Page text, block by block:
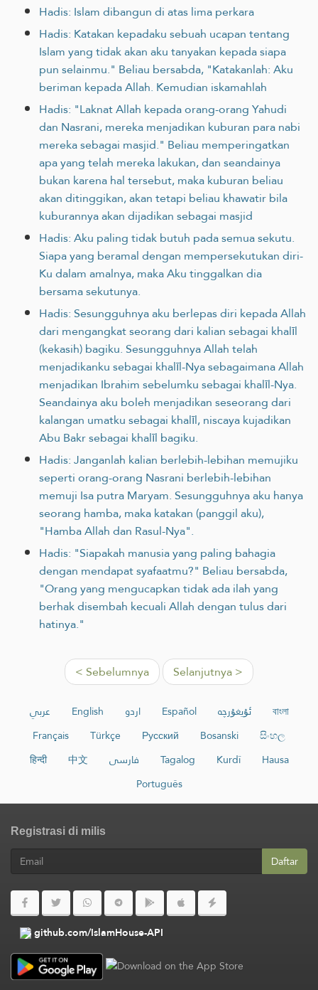
Hadis: Islam dibangun di atas lima perkara
Hadis: Katakan kepadaku sebuah ucapan tentang
Islam yang tidak akan aku tanyakan kepada siapa
pun selainmu." Beliau bersabda, "Katakanlah: Aku
beriman kepada Allah. Kemudian iskamahlah
Hadis: "Laknat Allah kepada orang-orang Yahudi
dan Nasrani, mereka menjadikan kuburan para nabi
mereka sebagai masjid." Beliau memperingatkan
apa yang telah mereka lakukan, dan seandainya
bukan karena hal tersebut, maka kuburan beliau
akan ditinggikan, akan tetapi beliau khawatir bila
kuburannya akan dijadikan sebagai masjid
Hadis: Aku paling tidak butuh pada semua sekutu.
Siapa yang beramal dengan mempersekutukan diri-
Ku dalam amalnya, maka Aku tinggalkan dia
bersama sekutunya.
Hadis: Sesungguhnya aku berlepas diri kepada Allah
dari mengangkat seorang dari kalian sebagai khalīl
(kekasih) bagiku. Sesungguhnya Allah telah
menjadikanku sebagai khalīl-Nya sebagaimana Allah
menjadikan Ibrahim sebelumku sebagai khalīl-Nya.
Seandainya aku boleh menjadikan seseorang dari
kalangan umatku sebagai khalīl, niscaya kujadikan
Abu Bakr sebagai khalīl bagiku.
Hadis: Janganlah kalian berlebih-lebihan memujiku
seperti orang-orang Nasrani berlebih-lebihan
memuji Isa putra Maryam. Sesungguhnya aku hanya
seorang hamba, maka katakan (panggil aku),
"Hamba Allah dan Rasul-Nya".
Hadis: "Siapakah manusia yang paling bahagia
dengan mendapat syafaatmu?" Beliau bersabda,
"Orang yang mengucapkan tidak ada ilah yang
berhak disembah kecuali Allah dengan tulus dari
hatinya."
< Sebelumnya Selanjutnya >
عربي English اردو Español ئۇيغۇرچە
বাংলা
Français
Türkçe Русский Bosanski
සිංහල
हिन्दी
中文 فارسی Tagalog Kurdî
Hausa
Português
Registrasi di milis
Daftar
github.com/IslamHouse-API